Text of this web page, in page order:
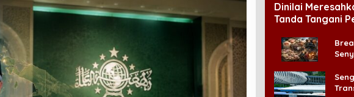
Dinilai
Tanda Tangani
Ada